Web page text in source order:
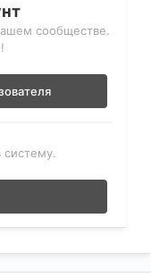
сообществе.
систему.